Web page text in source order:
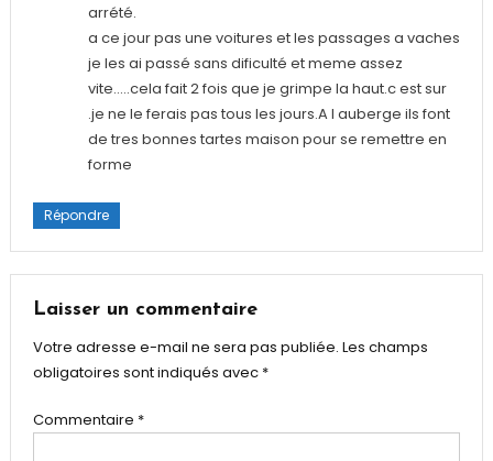
arrété.
a ce jour pas une voitures et les passages a vaches
je les ai passé sans dificulté et meme assez
vite…..cela fait 2 fois que je grimpe la haut.c est sur
.je ne le ferais pas tous les jours.A l auberge ils font
de tres bonnes tartes maison pour se remettre en
forme
Répondre
Laisser un commentaire
Votre adresse e-mail ne sera pas publiée. Les champs
obligatoires sont indiqués avec *
Commentaire *